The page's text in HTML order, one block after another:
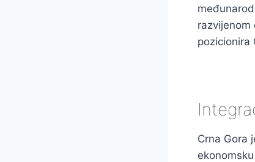
razvijenom
pozicionira
Crna Gora